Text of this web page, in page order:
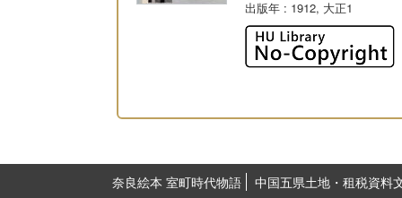
出版年 : 1912, 大正1
奈良絵本 室町時代物語
中国五県土地・租税資料